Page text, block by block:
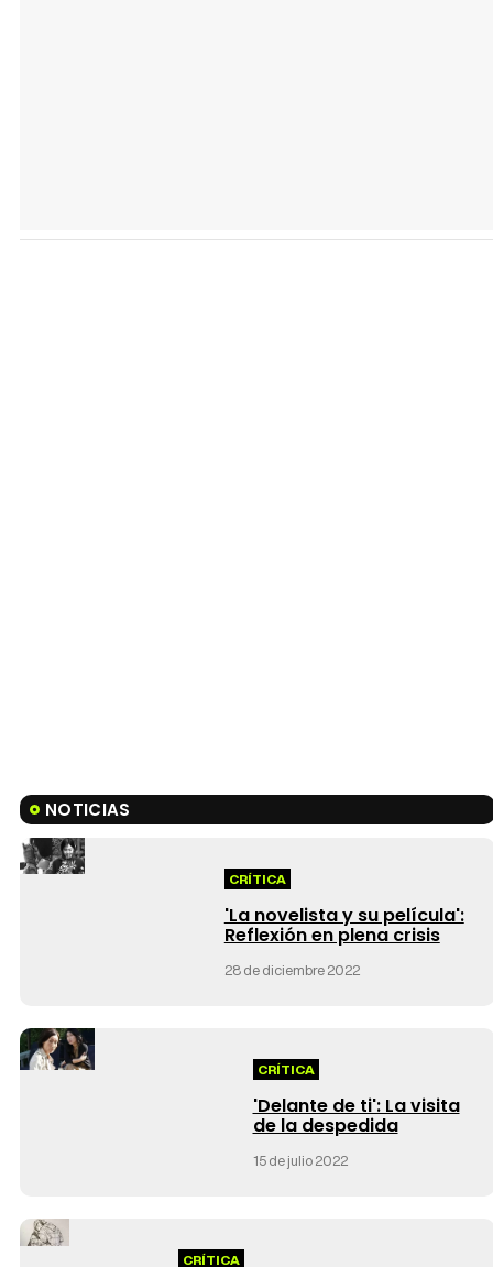
NOTICIAS
CRÍTICA
'La novelista y su película':
Reflexión en plena crisis
28 de diciembre 2022
CRÍTICA
'Delante de ti': La visita
de la despedida
15 de julio 2022
CRÍTICA